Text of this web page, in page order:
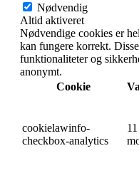
Nødvendig
Altid aktiveret
Nødvendige cookies er
kan fungere korrekt.
funktionaliteter og
anonymt.
Cookie
cookielawinfo-
checkbox-analytics
11